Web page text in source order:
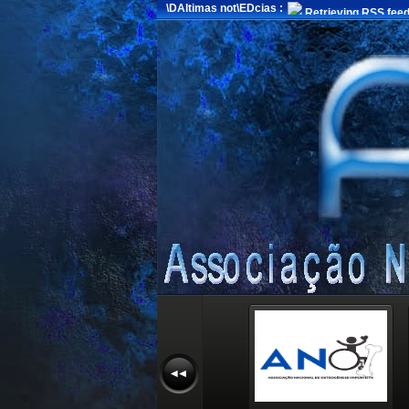
\DAltimas not\EDcias : Retrieving RSS